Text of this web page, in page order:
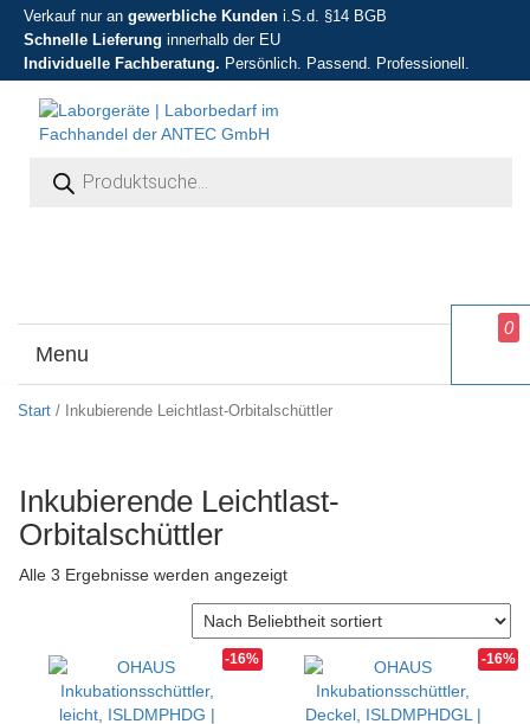
Verkauf nur an gewerbliche Kunden i.S.d. §14 BGB
Schnelle Lieferung innerhalb der EU
Individuelle Fachberatung. Persönlich. Passend. Professionell.
o
t
Menu
Start / Inkubierende Leichtlast-Orbitalschüttler
Inkubierende Leichtlast-
Orbitalschüttler
Alle 3 Ergebnisse werden angezeigtNach Beliebtheit sortiert
-16% -16%
0